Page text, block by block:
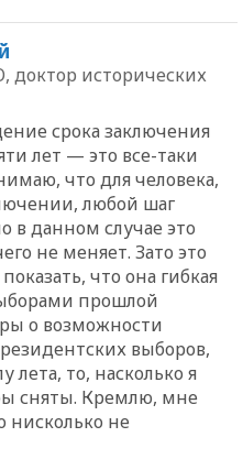
исторических
срока заключения
лет — это все-таки
что для человека,
любой шаг
в данном случае это
не меняет. Зато это
что она гибкая
прошлой
о возможности
выборов,
лета, то, насколько я
сняты. Кремлю, мне
нисколько не